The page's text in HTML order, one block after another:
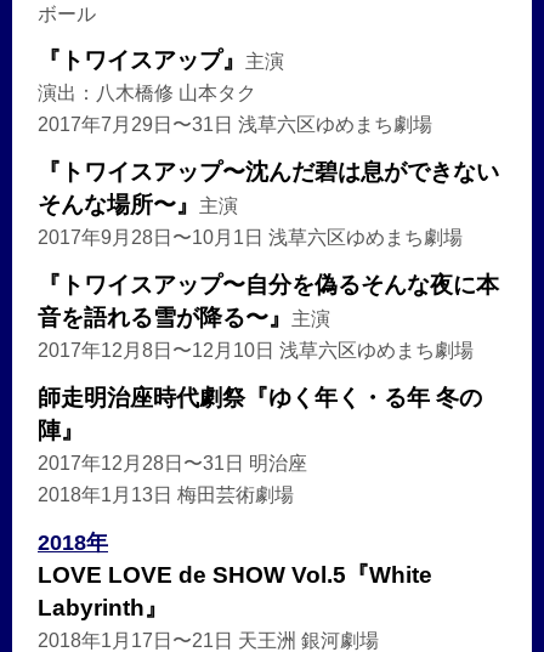
ボール
『トワイスアップ』
主演
演出：八木橋修 山本タク
2017年7月29日〜31日 浅草六区ゆめまち劇場
『トワイスアップ〜沈んだ碧は息ができない
そんな場所〜』
主演
2017年9月28日〜10月1日 浅草六区ゆめまち劇場
『トワイスアップ〜自分を偽るそんな夜に本
音を語れる雪が降る〜』
主演
2017年12月8日〜12月10日 浅草六区ゆめまち劇場
師走明治座時代劇祭『ゆく年く・る年 冬の
陣』
2017年12月28日〜31日 明治座
2018年1月13日 梅田芸術劇場
2018年
LOVE LOVE de SHOW Vol.5『White
Labyrinth』
2018年1月17日〜21日 天王洲 銀河劇場